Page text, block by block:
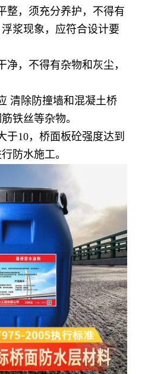
整，须充分养护，不得有
浆现象，应符合设计要
净，不得有杂物和灰尘，
清除防撞墙和混凝土桥
铁丝等杂物。
于10，桥面板砼强度达到
防水施工。